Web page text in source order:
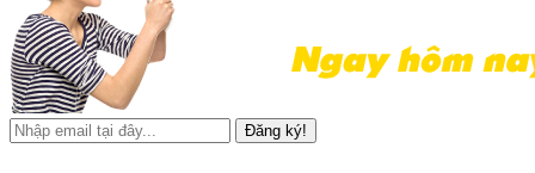
Đăng ký!